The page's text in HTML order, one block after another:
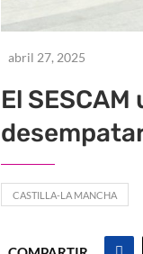
abril 27, 2025
El
CASTILLA-LA MANCHA